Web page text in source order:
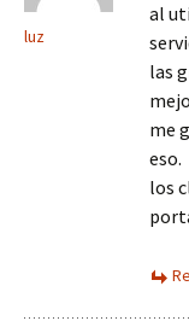
luz
al
las
me
eso.
los